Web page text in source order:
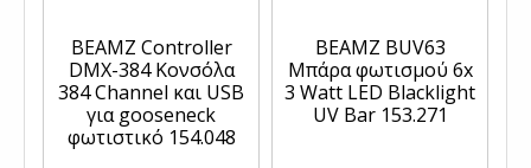
BEAMZ Controller
DMX-384 Κονσόλα
384 Channel και USB
για gooseneck
φωτιστικό 154.048
BEAMZ BUV63
Μπάρα φωτισμού 6x
3 Watt LED Blacklight
UV Bar 153.271